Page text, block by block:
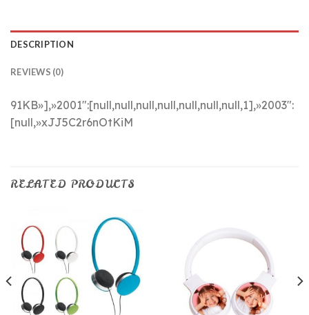
DESCRIPTION
REVIEWS (0)
91KB»],»2001″:[null,null,null,null,null,null,null,1],»2003″:
[null,»xJJ5C2r6nOtKiM
RELATED PRODUCTS